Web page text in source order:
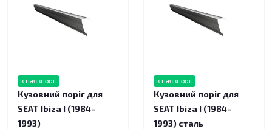
в наявності
Кузовний поріг для
SEAT Ibiza I (1984–
1993)
в наявності
Кузовний поріг для
SEAT Ibiza I (1984–
1993) сталь